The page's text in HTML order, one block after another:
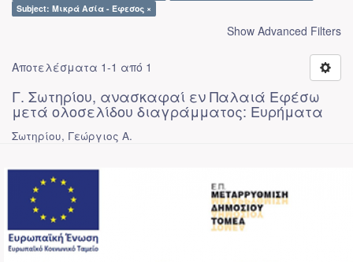
Subject: Μικρά Ασία - Έφεσος ×
Show Advanced Filters
Αποτελέσματα 1-1 από 1
Γ. Σωτηρίου, ανασκαφαί εν Παλαιά Εφέσω
μετά ολοσελίδου διαγράμματος: Ευρήματα
Σωτηρίου, Γεώργιος Α.